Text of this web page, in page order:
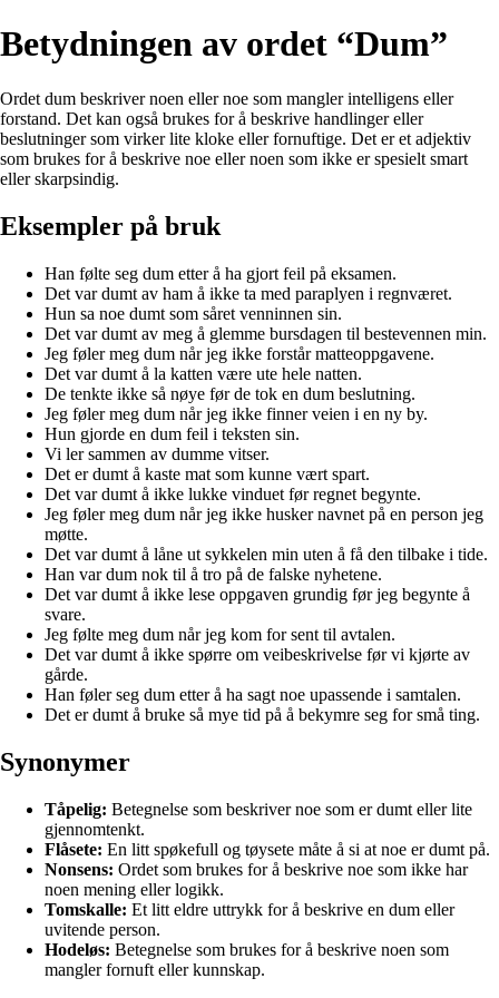
Betydningen av ordet “Dum”
Ordet dum beskriver noen eller noe som mangler intelligens eller
forstand. Det kan også brukes for å beskrive handlinger eller
beslutninger som virker lite kloke eller fornuftige. Det er et adjektiv
som brukes for å beskrive noe eller noen som ikke er spesielt smart
eller skarpsindig.
Eksempler på bruk
Han følte seg dum etter å ha gjort feil på eksamen.
Det var dumt av ham å ikke ta med paraplyen i regnværet.
Hun sa noe dumt som såret venninnen sin.
Det var dumt av meg å glemme bursdagen til bestevennen min.
Jeg føler meg dum når jeg ikke forstår matteoppgavene.
Det var dumt å la katten være ute hele natten.
De tenkte ikke så nøye før de tok en dum beslutning.
Jeg føler meg dum når jeg ikke finner veien i en ny by.
Hun gjorde en dum feil i teksten sin.
Vi ler sammen av dumme vitser.
Det er dumt å kaste mat som kunne vært spart.
Det var dumt å ikke lukke vinduet før regnet begynte.
Jeg føler meg dum når jeg ikke husker navnet på en person jeg
møtte.
Det var dumt å låne ut sykkelen min uten å få den tilbake i tide.
Han var dum nok til å tro på de falske nyhetene.
Det var dumt å ikke lese oppgaven grundig før jeg begynte å
svare.
Jeg følte meg dum når jeg kom for sent til avtalen.
Det var dumt å ikke spørre om veibeskrivelse før vi kjørte av
gårde.
Han føler seg dum etter å ha sagt noe upassende i samtalen.
Det er dumt å bruke så mye tid på å bekymre seg for små ting.
Synonymer
Tåpelig: Betegnelse som beskriver noe som er dumt eller lite
gjennomtenkt.
Flåsete: En litt spøkefull og tøysete måte å si at noe er dumt på.
Nonsens: Ordet som brukes for å beskrive noe som ikke har
noen mening eller logikk.
Tomskalle: Et litt eldre uttrykk for å beskrive en dum eller
uvitende person.
Hodeløs: Betegnelse som brukes for å beskrive noen som
mangler fornuft eller kunnskap.